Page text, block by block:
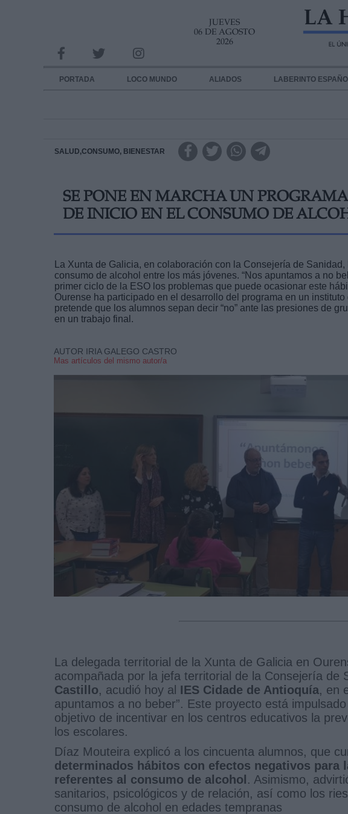
JUEVES
06 DE AGOSTO
2026
PORTADA LOCO MUNDO ALIADOS LABERINTO
SALUD,CONSUMO, BIENESTAR
SE PONE EN MARCHA UN
DE INICIO EN EL CONSUMO DE
La Xunta de Galicia, en colaboración con la Consejería de
consumo de alcohol entre los más jóvenes. “Nos apuntamos a no
primer ciclo de la ESO los problemas que puede ocasionar este
Ourense ha participado en el desarrollo del programa en un
pretende que los alumnos sepan decir “no” ante las presiones de
en un trabajo final.
AUTOR IRIA GALEGO CASTRO
Mas artículos del mismo autor/a
La delegada territorial de la Xunta de Galicia en
acompañada por la jefa territorial de la Consejería de
Castillo, acudió hoy al IES Cidade de Antioquía, en
apuntamos a no beber”. Este proyecto está
objetivo de incentivar en los centros educativos la
los escolares.
Díaz Mouteira explicó a los cincuenta alumnos, que
determinados hábitos con efectos negativos para
referentes al consumo de alcohol . Asimismo,
sanitarios, psicológicos y de relación, así como los
consumo de alcohol en edades tempranas
INFORMACION SOBRE LA PROTECCIÓN DE TUS DATOS
Responsable:
Destinatarios:
link
Información adicional
link